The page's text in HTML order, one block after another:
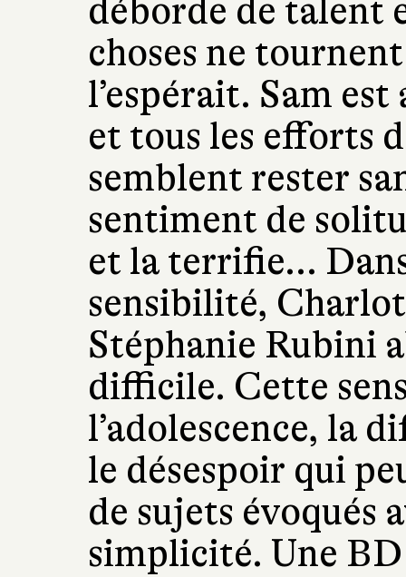
déborde de talent
choses ne
l’espérait. Sam
et tous les efforts
semblent rester
sentiment de
et la terrifie...
sensibilité,
Stéphanie Rubini
difficile. Cette
l’adolescence, la
le désespoir qui
de sujets évoqués
simplicité. Une